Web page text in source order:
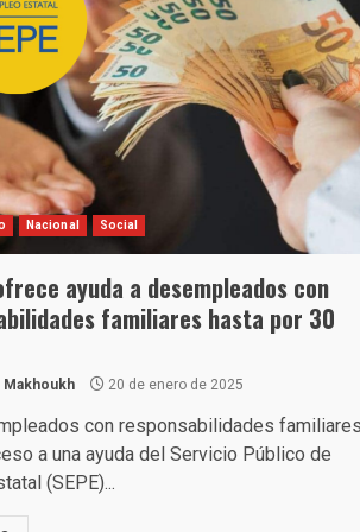
Nacional Social
ayuda a desempleados con
familiares hasta por 30
Makhoukh 20 de enero de 2025
con responsabilidades
a una ayuda del Servicio Público de
(SEPE)...